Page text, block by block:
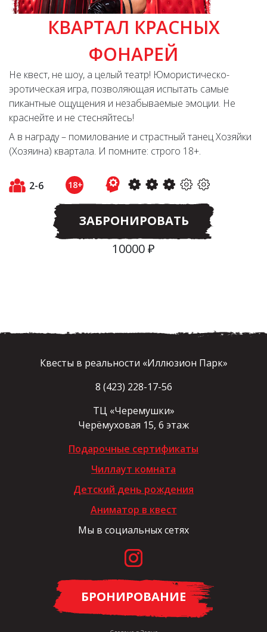
КВАРТАЛ КРАСНЫХ
ФОНАРЕЙ
Не квест, не шоу, а целый театр! Юмористическо-
эротическая игра, позволяющая испытать самые
пикантные ощущения и незабываемые эмоции. Не
краснейте и не стесняйтесь!
А в награду – помилование и страстный танец Хозяйки
(Хозяина) квартала. И помните: строго 18+.
2-6 18+
ЗАБРОНИРОВАТЬ
10000 ₽
Квесты в реальности «Иллюзион Парк»
8 (423) 228-17-56
ТЦ «Черемушки»
Черёмуховая 15, 6 этаж
Подарочные сертификаты
Чиллаут комната
Детский день рождения
Аниматор в квест
Мы в социальных сетях
БРОНИРОВАНИЕ